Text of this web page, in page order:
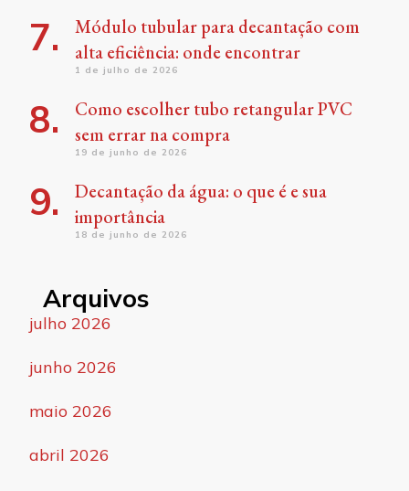
Módulo tubular para decantação com
alta eficiência: onde encontrar
1 de julho de 2026
Como escolher tubo retangular PVC
sem errar na compra
19 de junho de 2026
Decantação da água: o que é e sua
importância
18 de junho de 2026
Arquivos
julho 2026
junho 2026
maio 2026
abril 2026